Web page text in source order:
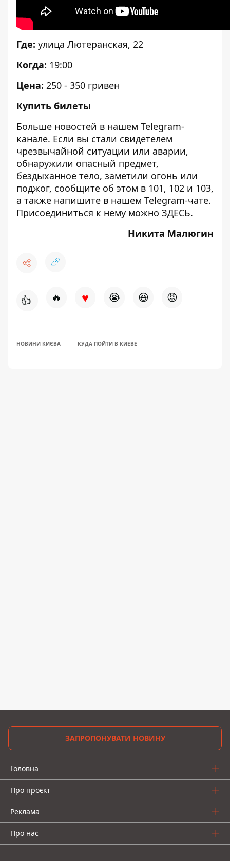
Где: улица Лютеранская, 22
Когда: 19:00
Цена: 250 - 350 гривен
Купить билеты
Больше новостей в нашем Telegram-
канале. Если вы стали свидетелем
чрезвычайной ситуации или аварии,
обнаружили опасный предмет,
бездыханное тело, заметили огонь или
поджог, сообщите об этом в 101, 102 и 103,
а также напишите в нашем Telegram-чате.
Присоединиться к нему можно ЗДЕСЬ.
Никита Малюгин
👍 🔥 ♥ 😭 😆 😡
НОВИНИ КИЄВА КУДА ПОЙТИ В КИЕВЕ
ЗАПРОПОНУВАТИ НОВИНУ
Головна
Про проєкт
Реклама
Про нас